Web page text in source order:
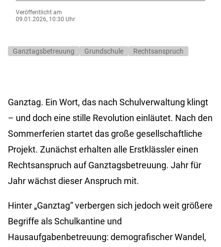
Veröffentlicht am
09.01.2026, 10:30 Uhr
Ganztagsbetreuung Grundschule Rechtsanspruch
Ganztag. Ein Wort, das nach Schulverwaltung klingt
– und doch eine stille Revolution einläutet. Nach den
Sommerferien startet das große gesellschaftliche
Projekt. Zunächst erhalten alle Erstklässler einen
Rechtsanspruch auf Ganztagsbetreuung. Jahr für
Jahr wächst dieser Anspruch mit.
Hinter „Ganztag“ verbergen sich jedoch weit größere
Begriffe als Schulkantine und
Hausaufgabenbetreuung: demografischer Wandel,